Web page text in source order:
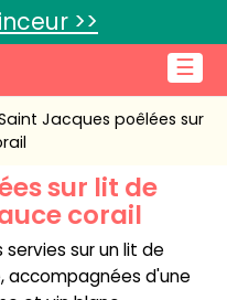
☰
>>
Jacques poêlées sur
sur lit de
corail
sur un lit de
accompagnées d'une